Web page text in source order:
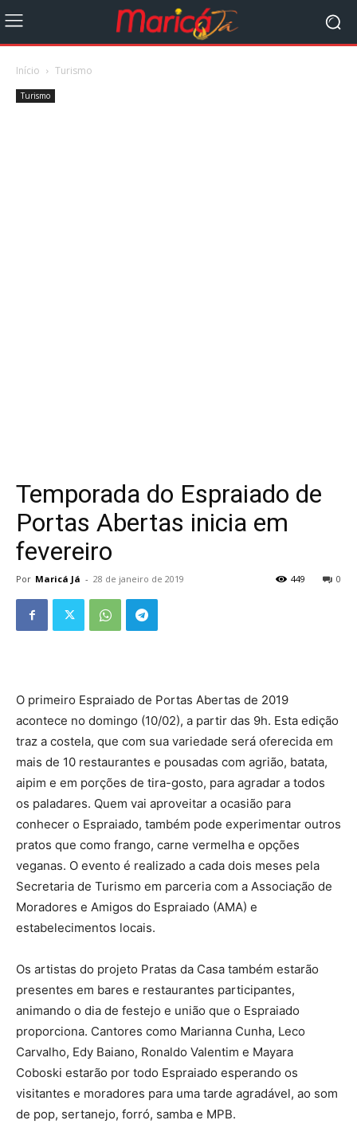
Início Turismo
Turismo
Temporada do Espraiado de
Portas Abertas inicia em
fevereiro
Por Maricá Já - 28 de janeiro de 2019 0
449
O primeiro Espraiado de Portas Abertas de 2019
acontece no domingo (10/02), a partir das 9h. Esta edição
traz a costela, que com sua variedade será oferecida em
mais de 10 restaurantes e pousadas com agrião, batata,
aipim e em porções de tira-gosto, para agradar a todos
os paladares. Quem vai aproveitar a ocasião para
conhecer o Espraiado, também pode experimentar outros
pratos que como frango, carne vermelha e opções
veganas. O evento é realizado a cada dois meses pela
Secretaria de Turismo em parceria com a Associação de
Moradores e Amigos do Espraiado (AMA) e
estabelecimentos locais.
Os artistas do projeto Pratas da Casa também estarão
presentes em bares e restaurantes participantes,
animando o dia de festejo e união que o Espraiado
proporciona. Cantores como Marianna Cunha, Leco
Carvalho, Edy Baiano, Ronaldo Valentim e Mayara
Coboski estarão por todo Espraiado esperando os
visitantes e moradores para uma tarde agradável, ao som
de pop, sertanejo, forró, samba e MPB.